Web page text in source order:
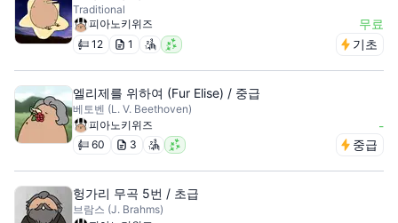
Traditional
피아노키위즈
무료
12 1 기초
엘리제를 위하여 (Fur Elise) / 중급
베토벤 (L. V. Beethoven)
피아노키위즈
-
60 3 중급
헝가리 무곡 5번 / 초급
브람스 (J. Brahms)